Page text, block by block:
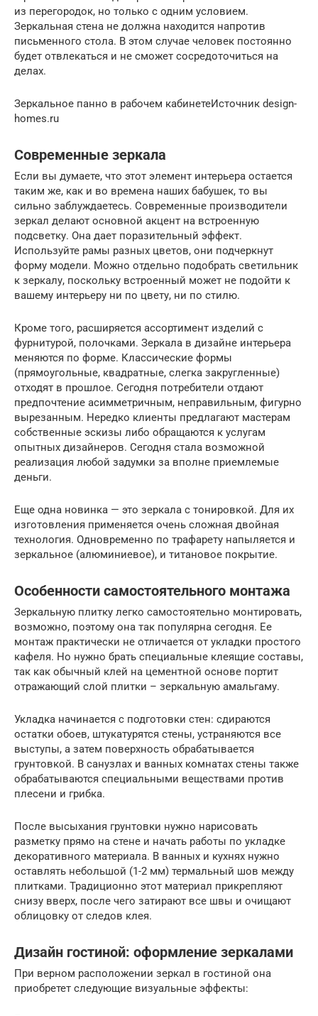
из перегородок, но только с одним условием.
Зеркальная стена не должна находится напротив
письменного стола. В этом случае человек постоянно
будет отвлекаться и не сможет сосредоточиться на
делах.
Зеркальное панно в рабочем кабинетеИсточник design-
homes.ru
Современные зеркала
Если вы думаете, что этот элемент интерьера остается
таким же, как и во времена наших бабушек, то вы
сильно заблуждаетесь. Современные производители
зеркал делают основной акцент на встроенную
подсветку. Она дает поразительный эффект.
Используйте рамы разных цветов, они подчеркнут
форму модели. Можно отдельно подобрать светильник
к зеркалу, поскольку встроенный может не подойти к
вашему интерьеру ни по цвету, ни по стилю.
Кроме того, расширяется ассортимент изделий с
фурнитурой, полочками. Зеркала в дизайне интерьера
меняются по форме. Классические формы
(прямоугольные, квадратные, слегка закругленные)
отходят в прошлое. Сегодня потребители отдают
предпочтение асимметричным, неправильным, фигурно
вырезанным. Нередко клиенты предлагают мастерам
собственные эскизы либо обращаются к услугам
опытных дизайнеров. Сегодня стала возможной
реализация любой задумки за вполне приемлемые
деньги.
Еще одна новинка — это зеркала с тонировкой. Для их
изготовления применяется очень сложная двойная
технология. Одновременно по трафарету напыляется и
зеркальное (алюминиевое), и титановое покрытие.
Особенности самостоятельного монтажа
Зеркальную плитку легко самостоятельно монтировать,
возможно, поэтому она так популярна сегодня. Ее
монтаж практически не отличается от укладки простого
кафеля. Но нужно брать специальные клеящие составы,
так как обычный клей на цементной основе портит
отражающий слой плитки – зеркальную амальгаму.
Укладка начинается с подготовки стен: сдираются
остатки обоев, штукатурятся стены, устраняются все
выступы, а затем поверхность обрабатывается
грунтовкой. В санузлах и ванных комнатах стены также
обрабатываются специальными веществами против
плесени и грибка.
После высыхания грунтовки нужно нарисовать
разметку прямо на стене и начать работы по укладке
декоративного материала. В ванных и кухнях нужно
оставлять небольшой (1-2 мм) термальный шов между
плитками. Традиционно этот материал прикрепляют
снизу вверх, после чего затирают все швы и очищают
облицовку от следов клея.
Дизайн гостиной: оформление зеркалами
При верном расположении зеркал в гостиной она
приобретет следующие визуальные эффекты: